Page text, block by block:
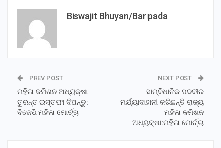
Biswajit Bhuyan/Baripada
PREV POST
ମହିଳା କମିଶନ ଅଧ୍ୟକ୍ଷା
ତୁରନ୍ତ ଇସ୍ତଫା ଦିଅନ୍ତୁ:
ବିଜେପି ମହିଳା ମୋର୍ଚ୍ଚା
NEXT POST
ସାମ୍ବିଧାନିକ ପଦବୀର
ମର୍ଯ୍ୟାଦାହାନୀ କରିଛନ୍ତି ରାଜ୍ୟ
ମହିଳା କମିଶନ
ଅଧ୍ୟକ୍ଷା:ମହିଳା ମୋର୍ଚ୍ଚା